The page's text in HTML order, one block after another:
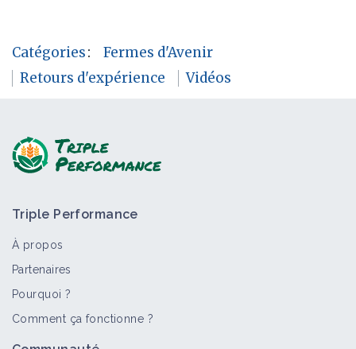
Catégories:
Fermes d'Avenir
Retours d'expérience
Vidéos
Triple Performance
À propos
Partenaires
Pourquoi ?
Comment ça fonctionne ?